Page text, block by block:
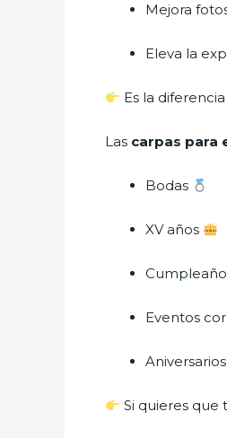
Mejora
Eleva la
Es la
Las carpas para
Bodas
XV años
Eventos
Aniversarios
Si quieres que